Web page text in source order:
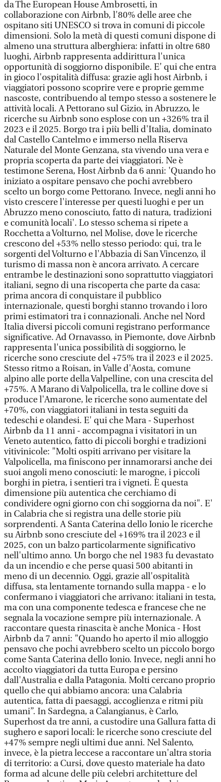
da The European House Ambrosetti, in
collaborazione con Airbnb, l'80% delle aree che
ospitano siti UNESCO si trova in comuni di piccole
dimensioni. Solo la metà di questi comuni dispone di
almeno una struttura alberghiera: infatti in oltre 680
luoghi, Airbnb rappresenta addirittura l'unica
opportunità di soggiorno disponibile. E’ qui che entra
in gioco l'ospitalità diffusa: grazie agli host Airbnb, i
viaggiatori possono scoprire vere e proprie gemme
nascoste, contribuendo al tempo stesso a sostenere le
attività locali. A Pettorano sul Gizio, in Abruzzo, le
ricerche su Airbnb sono esplose con un +326% tra il
2023 e il 2025. Borgo tra i più belli d'Italia, dominato
dal Castello Cantelmo e immerso nella Riserva
Naturale del Monte Genzana, sta vivendo una vera e
propria scoperta da parte dei viaggiatori. Ne è
testimone Serena, Host Airbnb da 6 anni: 'Quando ho
iniziato a ospitare pensavo che pochi avrebbero
scelto un borgo come Pettorano. Invece, negli anni ho
visto crescere l'interesse per questi luoghi e per un
Abruzzo meno conosciuto, fatto di natura, tradizioni
e comunità locali'. Lo stesso schema si ripete a
Rocchetta a Volturno, nel Molise, dove le ricerche
crescono del +53% nello stesso periodo: qui, tra le
sorgenti del Volturno e l'Abbazia di San Vincenzo, il
turismo di massa non è ancora arrivato. A cercare
entrambe le destinazioni sono soprattutto viaggiatori
italiani, segno di una riscoperta che parte da casa:
prima ancora di conquistare il pubblico
internazionale, questi borghi stanno trovando i loro
primi estimatori tra i connazionali. Anche nel Nord
Italia diversi piccoli comuni registrano performance
significative. Ad Ornavasso, in Piemonte, dove Airbnb
rappresenta l'unica possibilità di soggiorno, le
ricerche sono cresciute del +75% tra il 2023 e il 2025.
Stesso ritmo a Roisan, in Valle d'Aosta, comune
alpino alle porte della Valpelline, con una crescita del
+75%. A Marano di Valpolicella, tra le colline dove si
produce l'Amarone, le ricerche sono aumentate del
+70%, con viaggiatori italiani in testa seguiti da
tedeschi e olandesi. E' qui che Mara - Superhost
Airbnb da 11 anni - accompagna i visitatori in un
Veneto autentico, fatto di piccoli borghi e tradizioni
vitivinicole: "Molti ospiti arrivano per visitare la
Valpolicella, ma finiscono per innamorarsi anche dei
suoi angoli meno conosciuti: le marogne, i piccoli
borghi in pietra, i sentieri tra i vigneti. È questa
dimensione più autentica che cerchiamo di
condividere ogni giorno con chi soggiorna da noi". E'
in Calabria che si registra una delle storie più
sorprendenti. A Santa Caterina dello Ionio le ricerche
su Airbnb sono cresciute del +169% tra il 2023 e il
2025, con un balzo particolarmente significativo
nell'ultimo anno. Un borgo che nel 1983 fu devastato
da un incendio e che perse quasi 500 abitanti in
meno di un decennio. Oggi, grazie all'ospitalità
diffusa, sta lentamente tornando sulla mappa - e lo
confermano i viaggiatori che arrivano: italiani in testa,
ma con una componente tedesca e francese che ne
segnala la vocazione sempre più internazionale. A
raccontare questa rinascita è anche Monica - Host
Airbnb da 7 anni: "Quando ho aperto il mio alloggio
pensavo che pochi avrebbero scelto un piccolo borgo
come Santa Caterina dello Ionio. Invece, negli anni ho
accolto viaggiatori da tutta Europa e persino
dall'Australia e dalla Patagonia. Molti cercano proprio
quello che qui abbiamo ancora: una Calabria
autentica, fatta di paesaggi, accoglienza e ritmi più
umani”. In Sardegna, a Calangianus, è Carlo,
Superhost da tre anni, a custodire una Gallura fatta di
sughero e sapori locali: le ricerche sono cresciute del
+47% sempre negli ultimi due anni. Nel Salento,
invece, è la pietra leccese a raccontare un'altra storia
di territorio: a Cursi, dove questo materiale ha dato
forma ad alcune delle più celebri architetture del